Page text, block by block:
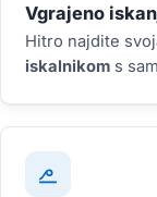
Vgrajeno
Hitro najdite
iskalnikom s